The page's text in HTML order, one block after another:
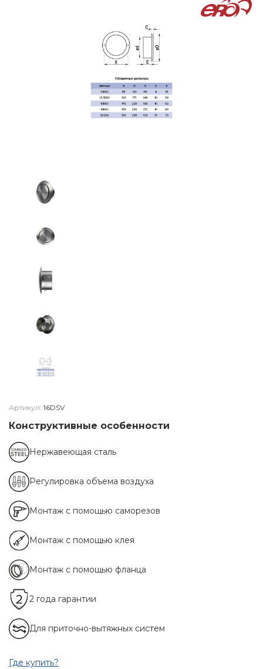
Артикул: 16DSV
Конструктивные особенности
Нержавеющая сталь
Регулировка объема воздуха
Монтаж с помощью саморезов
Монтаж с помощью клея
Монтаж с помощью фланца
2 года гарантии
Для приточно-вытяжных систем
Где купить?